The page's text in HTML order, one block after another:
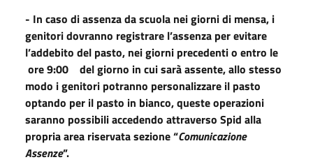
- In caso di assenza da scuola nei giorni di mensa, i
genitori dovranno registrare l’assenza per evitare
l’addebito del pasto, nei giorni precedenti o entro le
ore 9:00 del giorno in cui sarà assente, allo stesso
modo i genitori potranno personalizzare il pasto
optando per il pasto in bianco, queste operazioni
saranno possibili accedendo attraverso Spid alla
propria area riservata sezione “Comunicazione
Assenze”.